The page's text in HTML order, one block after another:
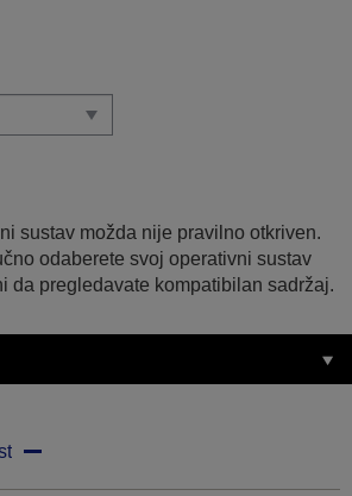
sustav možda nije pravilno otkriven.
odaberete svoj operativni sustav
da pregledavate kompatibilan sadržaj.